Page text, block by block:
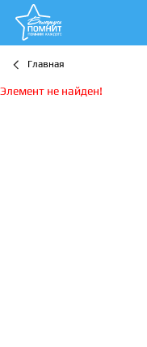
Главная
Элемент не найден!